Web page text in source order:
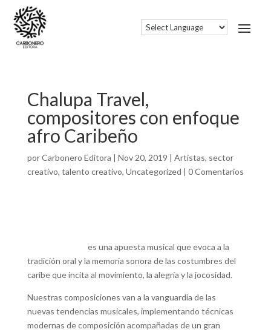
Chalupa Travel,
compositores con enfoque
afro Caribeño
porCarbonero Editora | Nov 20, 2019 | Artistas, sector
creativo, talento creativo, Uncategorized | 0 Comentarios
es una apuesta musical que evoca a la
tradición oral y la memoria sonora de las costumbres del
caribe que incita al movimiento, la alegría y la jocosidad.
Nuestras composiciones van a la vanguardia de las
nuevas tendencias musicales, implementando técnicas
modernas de composición acompañadas de un gran